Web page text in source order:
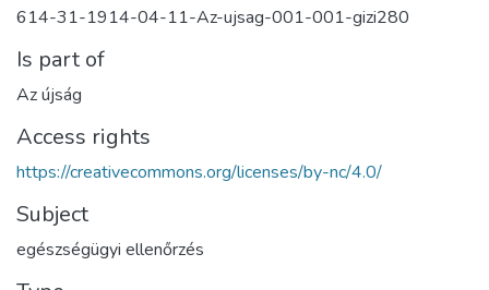
614-31-1914-04-11-Az-ujsag-001-001-gizi280
Is part of
Az újság
Access rights
https://creativecommons.org/licenses/by-nc/4.0/
Subject
egészségügyi ellenőrzés